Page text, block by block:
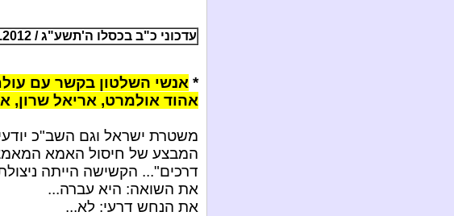
עדכוני כ"ב בכסלו ה'תשע"ג / 6.12.2012
* אנשי השלטון בקשר עם
אהוד אולמרט, אריאל שרון,
משטרת ישראל וגם השב"כ
המבצע של חיסול האמא
דרכים"... הקשישה הייתה
את השואה: היא עברה...
את הנחש דרעי: לא...